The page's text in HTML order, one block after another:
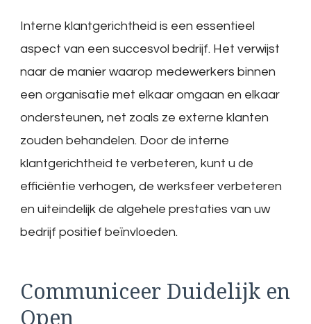
Interne klantgerichtheid is een essentieel
aspect van een succesvol bedrijf. Het verwijst
naar de manier waarop medewerkers binnen
een organisatie met elkaar omgaan en elkaar
ondersteunen, net zoals ze externe klanten
zouden behandelen. Door de interne
klantgerichtheid te verbeteren, kunt u de
efficiëntie verhogen, de werksfeer verbeteren
en uiteindelijk de algehele prestaties van uw
bedrijf positief beïnvloeden.
Communiceer Duidelijk en
Open